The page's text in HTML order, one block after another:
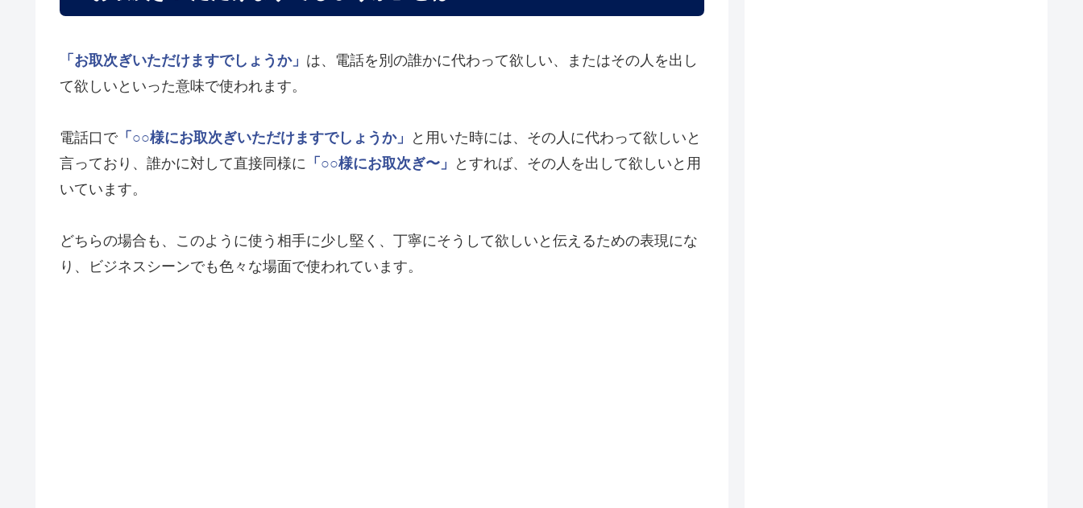
「お取次ぎいただけますでしょうか」 は、電話を別の誰かに代わって欲しい、またはその人を出し
て欲しいといった意味で使われます。
電話口で「○○様にお取次ぎいただけますでしょうか」
と用いた時には、その人に代わって欲しいと
言っており、誰かに対して直接同様に 「○○様にお取次ぎ〜」
とすれば、その人を出して欲しいと用
いています。
どちらの場合も、このように使う相手に少し堅く、丁寧にそうして欲しいと伝えるための表現にな
り、ビジネスシーンでも色々な場面で使われています。